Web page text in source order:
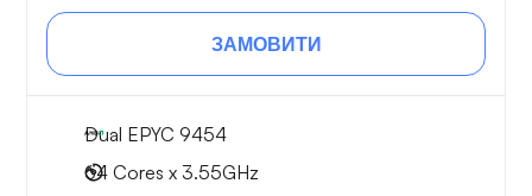
ЗАМОВИТИ
Dual EPYC 9454
64 Cores x 3.55GHz